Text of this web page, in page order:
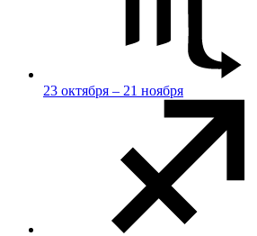
23 октября – 21 ноября